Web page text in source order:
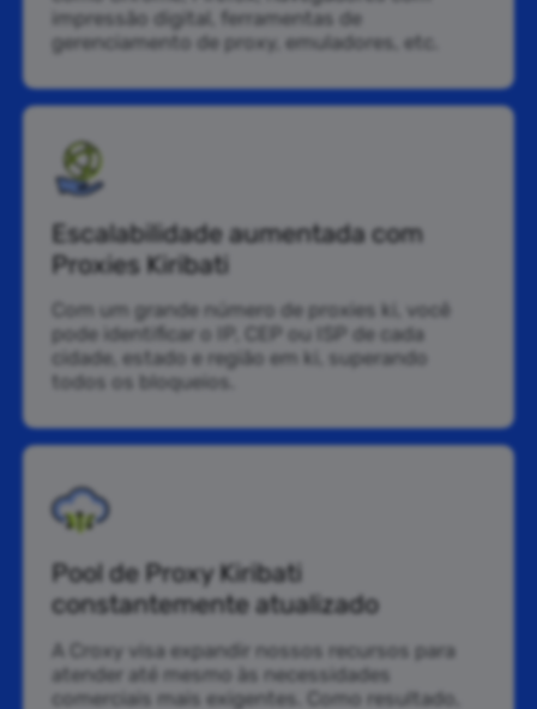
impressão digital, ferramentas de
gerenciamento de proxy, emuladores, etc.
Escalabilidade aumentada com
Proxies Kiribati
Com um grande número de proxies ki, você
pode identificar o IP, CEP ou ISP de cada
cidade, estado e região em ki, superando
todos os bloqueios.
Pool de Proxy Kiribati
constantemente atualizado
A Croxy visa expandir nossos recursos para
atender até mesmo às necessidades
comerciais mais exigentes. Como resultado,